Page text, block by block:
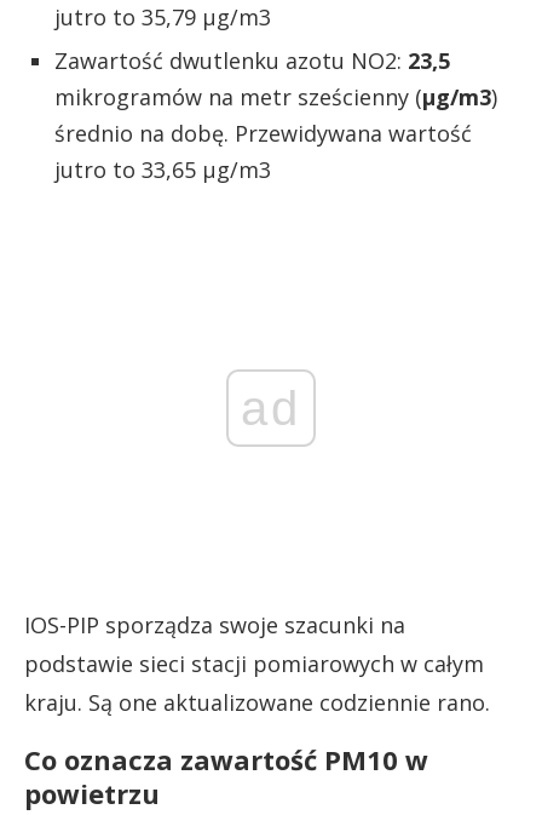
jutro to 35,79 µg/m3
Zawartość dwutlenku azotu NO2: 23,5
mikrogramów na metr sześcienny (µg/m3)
średnio na dobę. Przewidywana wartość
jutro to 33,65 µg/m3
ad
IOS-PIP sporządza swoje szacunki na
podstawie sieci stacji pomiarowych w całym
kraju. Są one aktualizowane codziennie rano.
Co oznacza zawartość PM10 w
powietrzu